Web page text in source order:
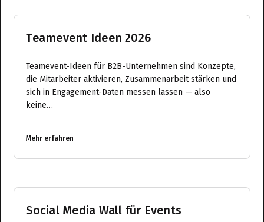
Teamevent Ideen 2026
Teamevent-Ideen für B2B-Unternehmen sind Konzepte,
die Mitarbeiter aktivieren, Zusammenarbeit stärken und
sich in Engagement-Daten messen lassen — also
keine…
Mehr erfahren
Social Media Wall für Events